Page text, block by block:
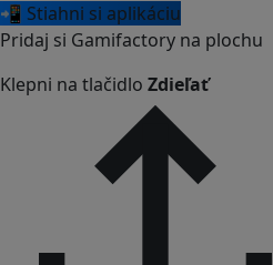
📲 Stiahni si aplikáciu
Pridaj si Gamifactory na plochu
Klepni na tlačidlo Zdieľať